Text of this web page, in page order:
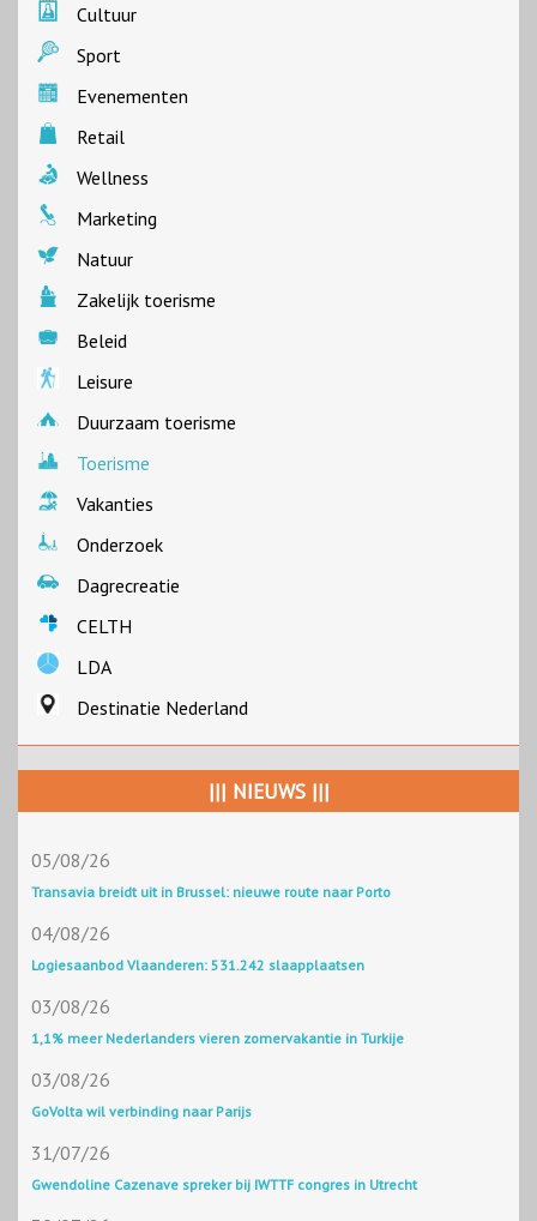
Cultuur
Sport
Evenementen
Retail
Wellness
Marketing
Natuur
Zakelijk toerisme
Beleid
Leisure
Duurzaam toerisme
Toerisme
Vakanties
Onderzoek
Dagrecreatie
CELTH
LDA
Destinatie Nederland
||| NIEUWS |||
05/08/26
Transavia breidt uit in Brussel: nieuwe route naar Porto
04/08/26
Logiesaanbod Vlaanderen: 531.242 slaapplaatsen
03/08/26
1,1% meer Nederlanders vieren zomervakantie in Turkije
03/08/26
GoVolta wil verbinding naar Parijs
31/07/26
Gwendoline Cazenave spreker bij IWTTF congres in Utrecht